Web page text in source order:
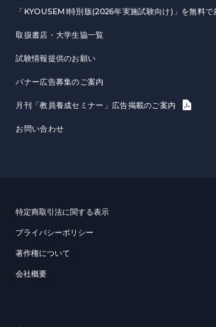
「KYOUSEMI特別版(2026年実施試験向け)」を無料で
取扱書店・大学生協一覧
試験情報提供のお願い
バナー広告募集のご案内
月刊「教員養成セミナー」広告掲載のご案内
お問い合わせ
特定商取引法に関する表示
プライバシーポリシー
著作権について
会社概要